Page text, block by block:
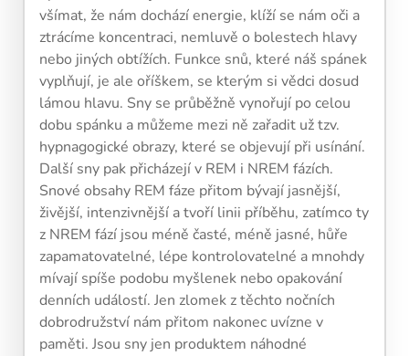
den navíc pomáhá vaší mysli zůstat aktivní a v
kondici.
Kalendář sleduje vaši denní tréninkovou
aktivitu:
Modré políčko:Bez tréninku
Oranžové políčko:Barva ukazuje intenzitu
tréninku, jako svítivost žárovky.
1 cvičení = 20% intenzity
5 cvičení = 100% intenzity
1 2 3 4 5
všímat, že nám dochází energie, klíží se nám oči a
ztrácíme koncentraci, nemluvě o bolestech hlavy
nebo jiných obtížích. Funkce snů, které náš spánek
vyplňují, je ale oříškem, se kterým si vědci dosud
lámou hlavu. Sny se průběžně vynořují po celou
dobu spánku a můžeme mezi ně zařadit už tzv.
hypnagogické obrazy, které se objevují při usínání.
Další sny pak přicházejí v REM i NREM fázích.
Snové obsahy REM fáze přitom bývají jasnější,
živější, intenzivnější a tvoří linii příběhu, zatímco ty
z NREM fází jsou méně časté, méně jasné, hůře
zapamatovatelné, lépe kontrolovatelné a mnohdy
mívají spíše podobu myšlenek nebo opakování
denních událostí. Jen zlomek z těchto nočních
dobrodružství nám přitom nakonec uvízne v
paměti. Jsou sny jen produktem náhodné